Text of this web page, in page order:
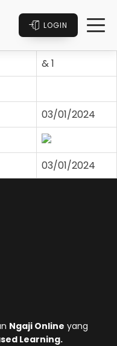
LOGIN
& 1
03/01/2024
03/01/2024
Ngaji Online yang
Learning.